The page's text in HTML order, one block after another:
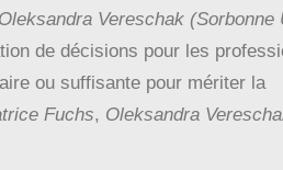
Oleksandra Vereschak (Sorbonne
de décisions pour les
ou suffisante pour mériter la
Fuchs, Oleksandra